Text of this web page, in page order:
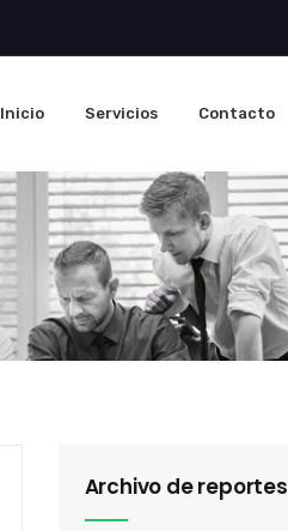
Inicio Servicios Contacto
Archivo de reportes